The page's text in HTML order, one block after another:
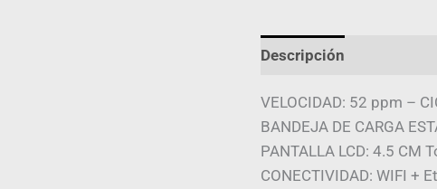
Descripción
VELOCIDAD: 52 ppm –
BANDEJA DE CARGA
PANTALLA LCD: 4.5 CM
CONECTIVIDAD: WIFI +